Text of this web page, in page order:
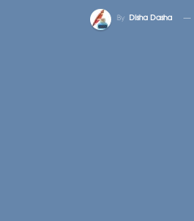
By Disha Dasha